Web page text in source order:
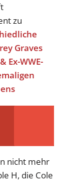
zu
Graves
Ex-WWE-
nicht mehr
H, die Cole